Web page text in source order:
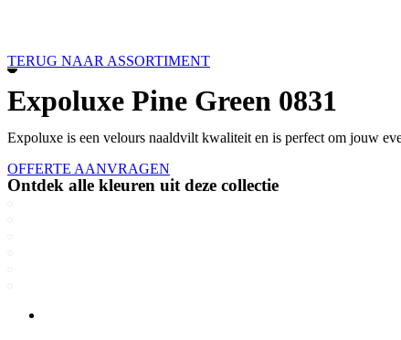
TERUG NAAR ASSORTIMENT
Expoluxe Pine Green 0831
Expoluxe is een velours naaldvilt kwaliteit en is perfect om jouw
OFFERTE AANVRAGEN
Ontdek alle kleuren uit deze collectie